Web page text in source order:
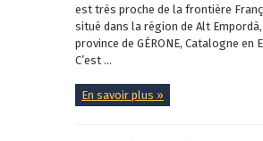
est très proche de la frontière
situé dans la région de Alt
province de GÉRONE, Catalogne en
C’est ...
En savoir plus »